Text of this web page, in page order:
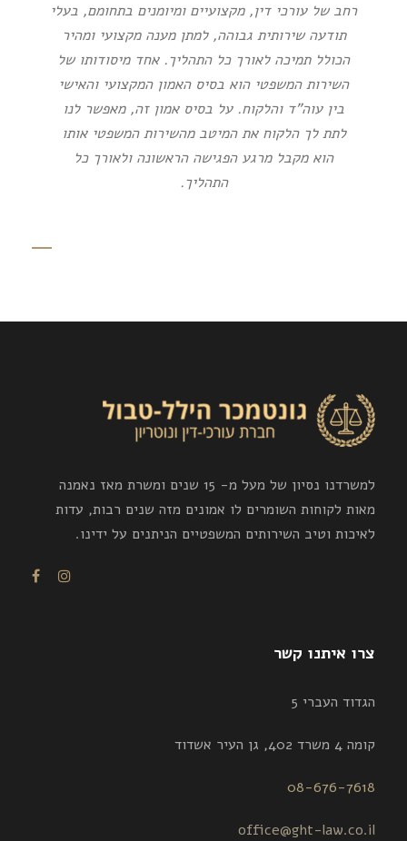
רחב של עורכי דין, מקצועיים ומיומנים בתחומם, בעלי
תודעה שירותית גבוהה, למתן מענה מקצועי ומהיר
הכולל תמיכה לאורך כל התהליך. אחד מיסודותו של
השירות המשפטי הוא בסיס האמון המקצועי והאישי
בין עוה”ד והלקוח. על בסיס אמון זה, מאפשר לנו
לתת לך הלקוח את המיטב מהשירות המשפטי אותו
הוא מקבל מרגע הפגישה הראשונה ולאורך כל
התהליך.
למשרדנו נסיון של מעל מ- 15 שנים ומשרת מאז נאמנה
מאות לקוחות השומרים לו אמונים מזה שנים רבות, עדות
לאיכות וטיב השירותים המשפטיים הניתנים על ידינו.
צרו איתנו קשר
הגדוד העברי 5
קומה 4 משרד 402, גן העיר אשדוד
08-676-7618
office@ght-law.co.il